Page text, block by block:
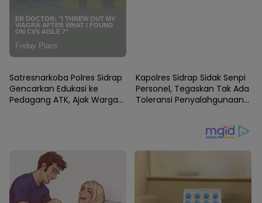
SIDRAP
Satresnarkoba Polres Sidrap
Gencarkan Edukasi ke
Pedagang ATK, Ajak Warga
Kapolres Sidrap Sidak Senpi
Personel, Tegaskan Tak Ada
Toleransi Penyalahgunaan